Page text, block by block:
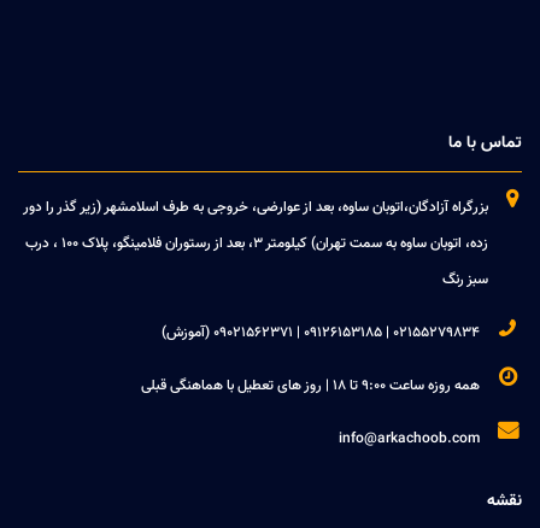
تماس با ما

بزرگراه آزادگان،اتوبان ساوه، بعد از عوارضی، خروجی به طرف اسلامشهر (زیر گذر را دور
زده، اتوبان ساوه به سمت تهران) کیلومتر 3، بعد از رستوران فلامینگو، پلاک 100 ، درب
سبز رنگ
 02155279834 | 09126153185 | 09021562371 (آموزش)
 همه روزه ساعت 9:00 تا 18 | روز های تعطیل با هماهنگی قبلی

info@arkachoob.com
نقشه